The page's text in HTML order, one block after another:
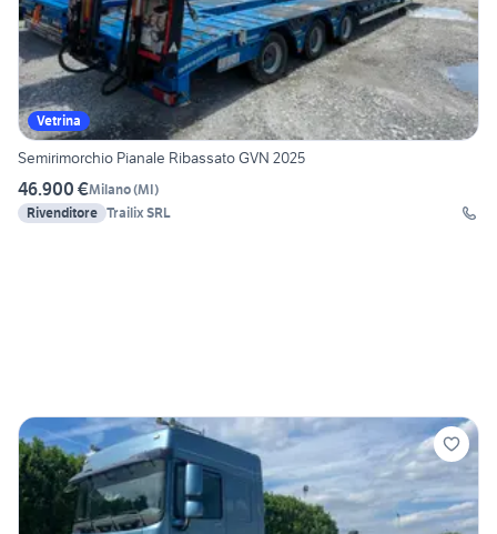
Vetrina
Semirimorchio Pianale Ribassato GVN 2025
46.900 €Milano(MI)
Rivenditore Trailix SRL